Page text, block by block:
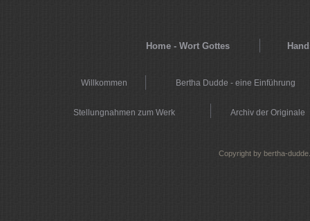
Home - Wort Gottes
Willkommen Bertha Dudde - eine Einführung
Stellungnahmen zum Werk Archiv der Originale
Copyright by bertha-